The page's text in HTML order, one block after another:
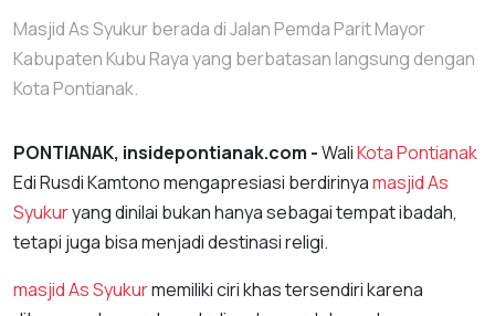
Masjid As Syukur berada di Jalan Pemda Parit Mayor
Kabupaten Kubu Raya yang berbatasan langsung dengan
Kota Pontianak.
PONTIANAK, insidepontianak.com -WaliKota Pontianak
Edi Rusdi Kamtono mengapresiasi berdirinyamasjid As
Syukuryang dinilai bukan hanya sebagai tempat ibadah,
tetapi juga bisa menjadi destinasi religi.
masjid As Syukurmemiliki ciri khas tersendiri karena